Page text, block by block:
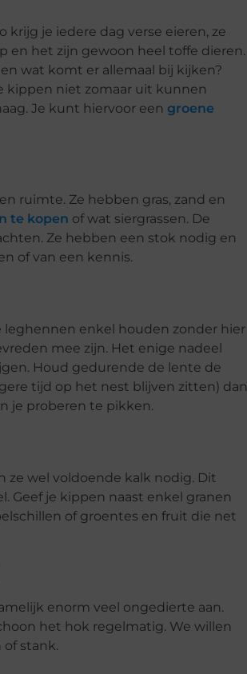
je iedere dag verse eieren, ze
en het zijn gewoon heel toffe dieren.
wat komt er allemaal bij kijken?
kippen niet zomaar uit kunnen
Je kunt hiervoor een groene
ruimte. Ze hebben gras, zand en
te kopen of wat siergrassen. De
Ze hebben een stok nodig en
of van een kennis.
leghennen enkel houden zonder hier
mee zijn. Het enige nadeel
Houd gedurende de lente de
tijd op het nest blijven zitten) dan
je proberen te pikken.
ze wel voldoende kalk nodig. Dit
Geef je kippen naast enkel granen
of groentes en fruit die net
enorm veel ongedierte aan.
het hok regelmatig. We willen
stank.